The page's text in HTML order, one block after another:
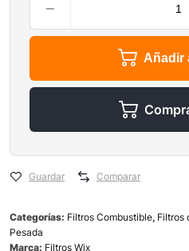
Añadir
Guardar Comparar
Categorías: Filtros Combustible, Filtros
Pesada
Marca: Filtros Wix